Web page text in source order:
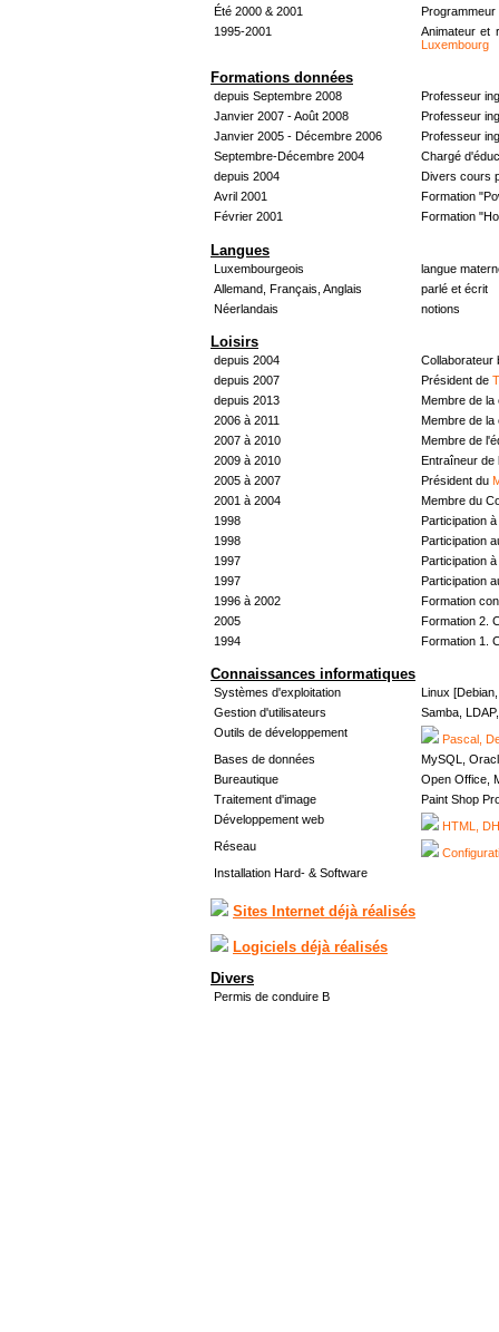
Été 2000 & 2001
Programmeur
1995-2001
Animateur et
Luxembourg
Formations données
depuis Septembre 2008
Professeur
Janvier 2007 - Août 2008
Professeur
Janvier 2005 - Décembre 2006
Professeur
Septembre-Décembre 2004
Chargé
depuis 2004
Divers cours
Avril 2001
Formation
Février 2001
Formation
Langues
Luxembourgeois
langue
Allemand, Français, Anglais
parlé et écrit
Néerlandais
notions
Loisirs
depuis 2004
Collaborateur
depuis 2007
Président de
depuis 2013
Membre de
2006 à 2011
Membre de
2007 à 2010
Membre de
2009 à 2010
Entraîneur de
2005 à 2007
Président du
2001 à 2004
Membre du
1998
Participation à
1998
Participation
1997
Participation à
1997
Participation
1996 à 2002
Formation
2005
Formation 2.
1994
Formation 1.
Connaissances informatiques
Systèmes d'exploitation
Linux
Gestion d'utilisateurs
Samba,
Outils de développement
Pascal,
Bases de données
MySQL,
Bureautique
Open Office,
Traitement d'image
Paint Shop
Développement web
HTML,
Réseau
Installation Hard- & Software
Sites Internet déjà réalisés
Logiciels déjà réalisés
Divers
Permis de conduire B